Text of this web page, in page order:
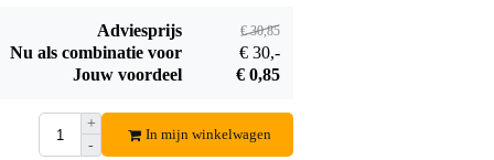
Pearl CH-830
Adviesprijs € 30,85
Nu als combinatie voor
€ 30,-
Jouw voordeel
€ 0,85
+
-
In mijn winkelwagen